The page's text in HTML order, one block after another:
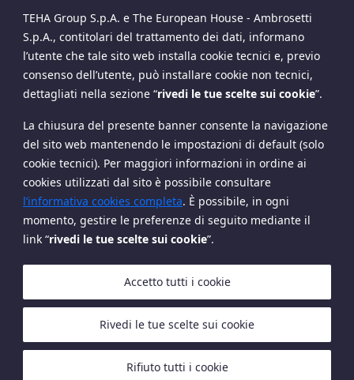
TEHA Group S.p.A. e The European House - Ambrosetti
S.p.A., contitolari del trattamento dei dati, informano
l’utente che tale sito web installa cookie tecnici e, previo
consenso dell’utente, può installare cookie non tecnici,
dettagliati nella sezione “rivedi le tue scelte sui cookie”.
La chiusura del presente banner consente la navigazione
del sito web mantenendo le impostazioni di default (solo
cookie tecnici). Per maggiori informazioni in ordine ai
cookies utilizzati dal sito è possibile consultare
l’informativa cookies completa. È possibile, in ogni
momento, gestire le preferenze di seguito mediante il
link “rivedi le tue scelte sui cookie”.
Rivedi le tue scelte sui cookie
Rifiuto tutti i cookie
Accetto tutti i cookie
è stato Direttore Generale di Sadepan Legno. A partire
dal 1980, Saviola ha lavorato nel settore
dell’approvvigionamento del legno, della logistica, della
produzione di pannelli di truciolato, sviluppando una
vasta esperienza nel settore commerciale.
Matteo
Marzotto
Claudio
Feltrin
Copyright The European House - Ambrosetti - Ottobre